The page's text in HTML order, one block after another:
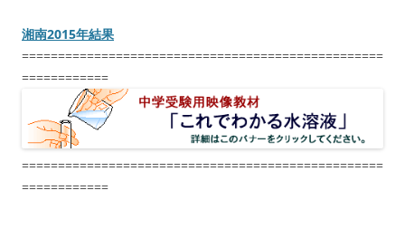
湘南2015年結果
==================================================
============
==================================================
============